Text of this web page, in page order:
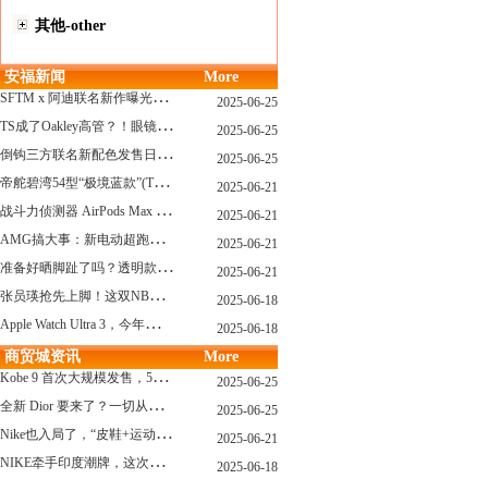
其他-other
安福新闻 More
S
FTM x 阿迪联名新作曝光，「超薄底」风格才是今年最大黑马？ 2025-06-25
T
S成了Oakley高管？！眼镜圈要变天了 2025-06-25
倒
钩三方联名新配色发售日确认，Travis Scott x Chase B 即将登场！ 2025-06-25
帝
舵碧湾54型“极境蓝款”(TUDOR Black Bay 54) 2025-06-21
战
斗力侦测器 AirPods Max 保护壳？？ 龙珠Z x CASETiFY 联名系列发布 2025-06-21
A
MG搞大事：新电动超跑模拟V8声浪 2025-06-21
准
备好晒脚趾了吗？透明款 AF1 要回归了 2025-06-21
张
员瑛抢先上脚！这双NB一看就要火 2025-06-18
A
pple Watch Ultra 3，今年秋天真的要来了？ 2025-06-18
商贸城资讯 More
K
obe 9 首次大规模发售，5双科比新款将同时上线！ 2025-06-25
全
新 Dior 要来了？一切从这只托特包开始说起！ 2025-06-25
N
ike也入局了，“皮鞋+运动鞋”风潮，你喜欢哪一款？ 2025-06-21
N
IKE牵手印度潮牌，这次真的不一样 2025-06-18